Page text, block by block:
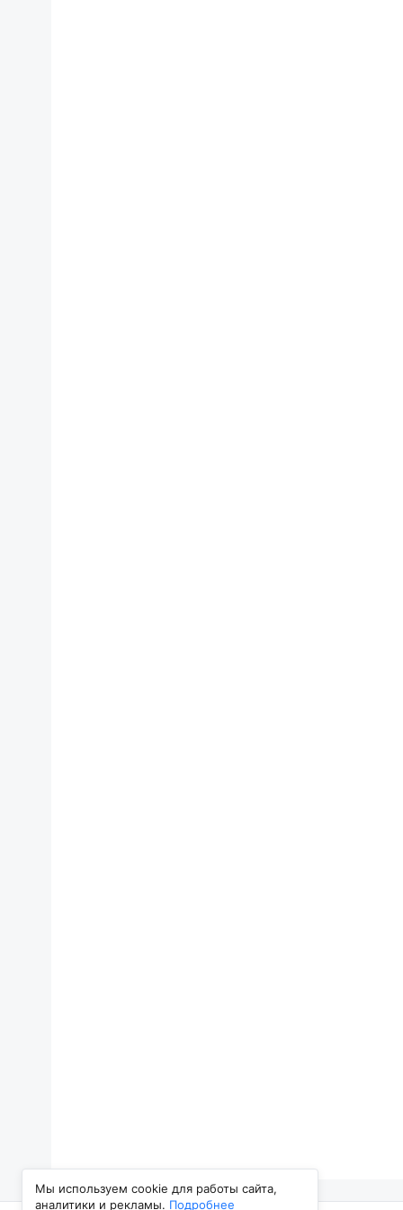
Мы используем cookie для работы сайта,
аналитики и рекламы. Подробнее